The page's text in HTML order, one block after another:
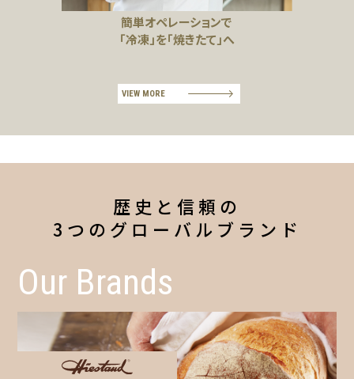
簡単オペレーションで
「冷凍」を「焼きたて」へ
VIEW MORE
歴史と信頼の
3つのグローバルブランド
Our Brands